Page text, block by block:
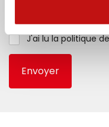
J'ai lu la politique
Envoyer